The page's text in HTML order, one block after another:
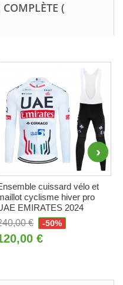
COMPLÈTE (
cuissard vélo et
cyclisme hiver pro
EMIRATES 2024
€
-50%
€